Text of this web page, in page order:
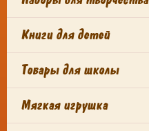
Книги для детей
Товары для школы
Мягкая игрушка